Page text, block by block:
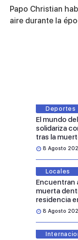
seconds
of
4
Papo Christian
aire durante la
Deportes
El mundo
solidariza
tras la
8 Agosto
Locales
Encuentran
muerta
residencia
8 Agosto